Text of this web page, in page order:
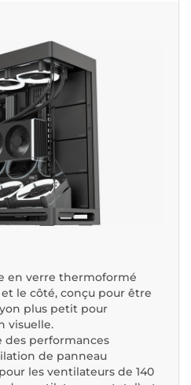
en verre thermoformé
le côté, conçu pour être
plus petit pour
visuelle.
performances
de panneau
les ventilateurs de 140